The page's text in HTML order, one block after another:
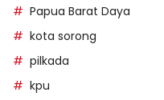
Papua Barat Daya
kota sorong
pilkada
kpu